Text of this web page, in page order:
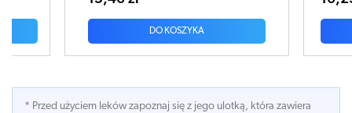
* Przed użyciem leków zapoznaj się z jego ulotką, która zawiera